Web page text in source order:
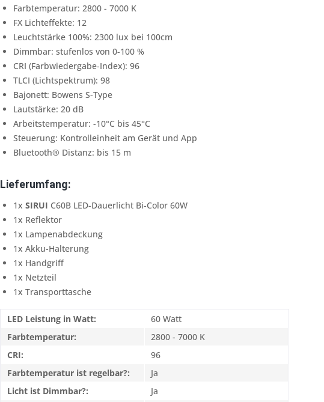
Farbtemperatur: 2800 - 7000 K
FX Lichteffekte: 12
Leuchtstärke 100%: 2300 lux bei 100cm
Dimmbar: stufenlos von 0-100 %
CRI (Farbwiedergabe-Index): 96
TLCI (Lichtspektrum): 98
Bajonett: Bowens S-Type
Lautstärke: 20 dB
Arbeitstemperatur: -10°C bis 45°C
Steuerung: Kontrolleinheit am Gerät und App
Bluetooth® Distanz: bis 15 m
Lieferumfang:
1x SIRUI C60B LED-Dauerlicht Bi-Color 60W
1x Reflektor
1x Lampenabdeckung
1x Akku-Halterung
1x Handgriff
1x Netzteil
1x Transporttasche
LED Leistung in Watt:
60 Watt
Farbtemperatur:
2800 - 7000 K
CRI:
96
Farbtemperatur ist regelbar?:
Ja
Licht ist Dimmbar?:
Ja